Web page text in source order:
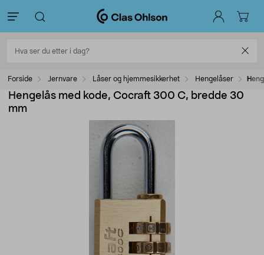
Forside Jernvare Låser og hjemmesikkerhet Hengelåser
Hengelås med kode, Cocraft 300 C, bredde 30
mm